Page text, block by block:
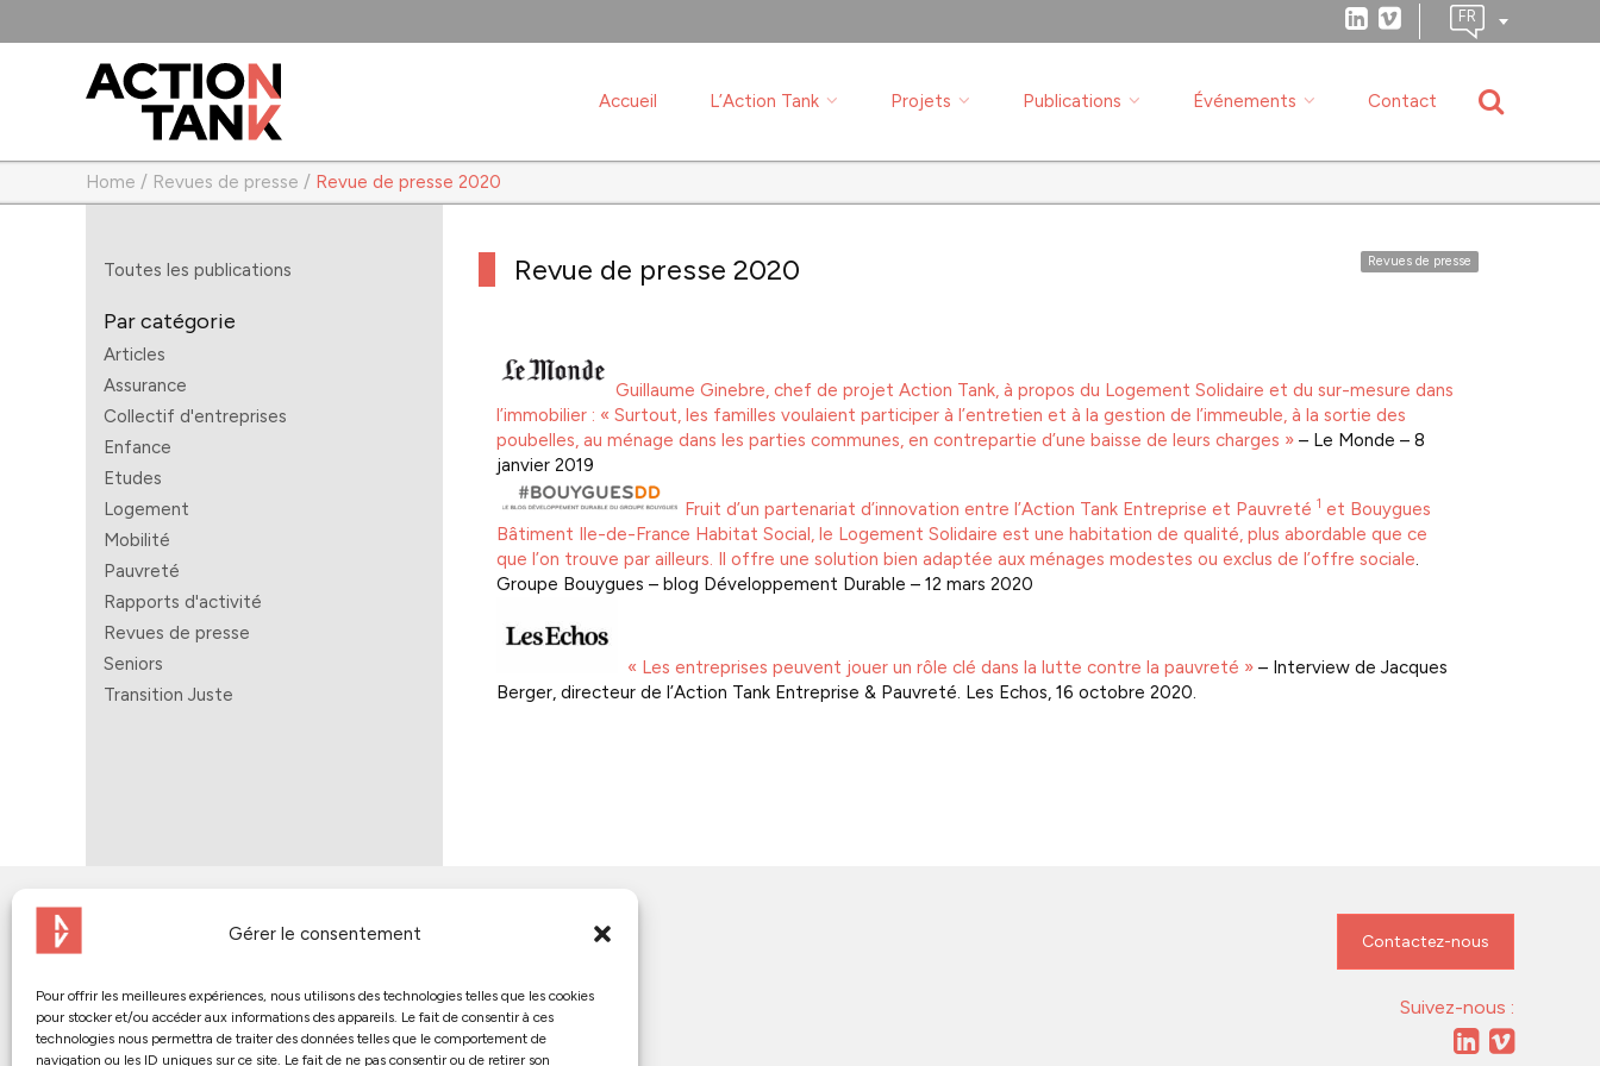
Gérer le consentement
Pour offrir les meilleures expériences, nous utilisons des technologies telles que les cookies
pour stocker et/ou accéder aux informations des appareils. Le fait de consentir à ces
technologies nous permettra de traiter des données telles que le comportement de
navigation ou les ID uniques sur ce site. Le fait de ne pas consentir ou de retirer son
Accueil L’Action Tank Projets Publications Événements Contact
Home / Revues de presse / Revue de presse 2020
Toutes les publications
Par catégorie
Articles
Assurance
Collectif d'entreprises
Enfance
Etudes
Logement
Mobilité
Pauvreté
Rapports d'activité
Revues de presse
Seniors
Transition Juste
Revues de presse
Revue de presse 2020
Guillaume Ginebre, chef de projet Action Tank, à propos du Logement Solidaire et du sur-mesure dans
l’immobilier : « Surtout, les familles voulaient participer à l’entretien et à la gestion de l’immeuble, à la sortie des
poubelles, au ménage dans les parties communes, en contrepartie d’une baisse de leurs charges » – Le Monde – 8
janvier 2019
Fruit d’un partenariat d’innovation entre l’Action Tank Entreprise et Pauvreté 1 et Bouygues
Bâtiment Ile-de-France Habitat Social, le Logement Solidaire est une habitation de qualité, plus abordable que ce
que l’on trouve par ailleurs. Il offre une solution bien adaptée aux ménages modestes ou exclus de l’offre sociale.
Groupe Bouygues – blog Développement Durable – 12 mars 2020
« Les entreprises peuvent jouer un rôle clé dans la lutte contre la pauvreté » – Interview de Jacques
Berger, directeur de l’Action Tank Entreprise & Pauvreté. Les Echos, 16 octobre 2020.
Contactez-nous
Suivez-nous :